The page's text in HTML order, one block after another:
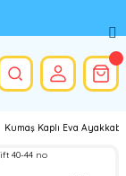
Kumaş Kaplı Eva Ayakkabı